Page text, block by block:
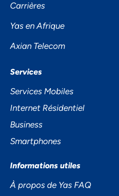
Carrières
Yas en Afrique
Axian Telecom
Services
Services Mobiles
Internet Résidentiel
Business
Smartphones
Informations utiles
À propos de Yas FAQ
NOUS
L'IMPORTANCE
PRIVÉE